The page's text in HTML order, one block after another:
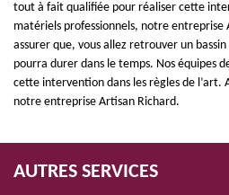
tout à fait qualifiée pour réaliser cette
matériels professionnels, notre entreprise
assurer que, vous allez retrouver un
pourra durer dans le temps. Nos équipes
cette intervention dans les règles de l’art.
notre entreprise Artisan Richard.
AUTRES SERVICES